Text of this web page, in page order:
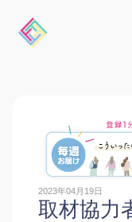
2023年04月19日
取材協力